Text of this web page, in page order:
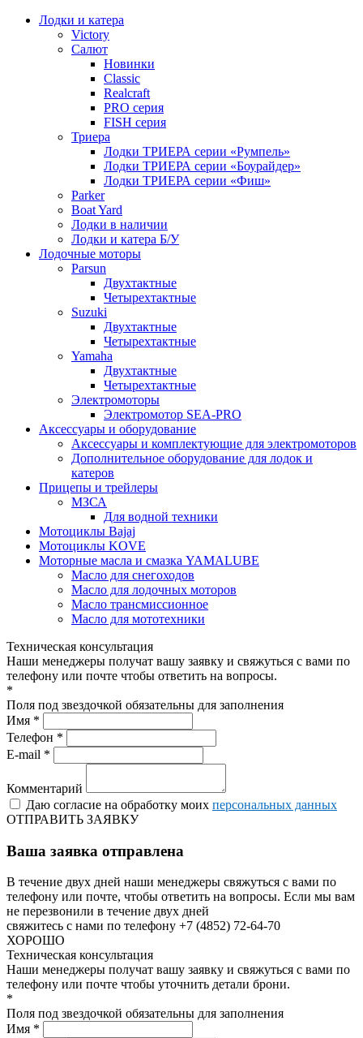
Лодки и катера
Victory
Салют
Новинки
Classic
Realcraft
PRO серия
FISH серия
Триера
Лодки ТРИЕРА серии «Румпель»
Лодки ТРИЕРА серии «Боурайдер»
Лодки ТРИЕРА серии «Фиш»
Parker
Boat Yard
Лодки в наличии
Лодки и катера Б/У
Лодочные моторы
Parsun
Двухтактные
Четырехтактные
Suzuki
Двухтактные
Четырехтактные
Yamaha
Двухтактные
Четырехтактные
Электромоторы
Электромотор SEA-PRO
Аксессуары и оборудование
Аксессуары и комплектующие для электромоторов
Дополнительное оборудование для лодок и
катеров
Прицепы и трейлеры
МЗСА
Для водной техники
Мотоциклы Bajaj
Мотоциклы KOVE
Моторные масла и смазка YAMALUBE
Масло для снегоходов
Масло для лодочных моторов
Масло трансмиссионное
Масло для мототехники
Техническая консультация
Наши менеджеры получат вашу заявку и свяжуться с вами по
телефону или почте чтобы ответить на вопросы.
*
Поля под звездочкой обязательны для заполнения
Имя *
Телефон *
E-mail *
Комментарий
Даю согласие на обработку моих персональных данных
ОТПРАВИТЬ ЗАЯВКУ
Ваша заявка отправлена
В течение двух дней наши менеджеры свяжуться с вами по
телефону или почте, чтобы ответить на вопросы. Если мы вам
не перезвонили в течение двух дней
свяжитесь с нами по телефону +7 (4852) 72-64-70
ХОРОШО
Техническая консультация
Наши менеджеры получат вашу заявку и свяжуться с вами по
телефону или почте чтобы уточнить детали брони.
*
Поля под звездочкой обязательны для заполнения
Имя *